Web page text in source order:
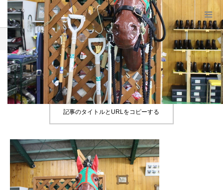
Product A29
A29
記事のタイトルとURLをコピーする